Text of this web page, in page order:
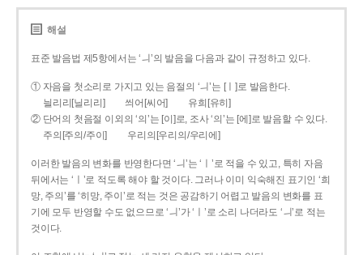
해설
표준 발음법 제5항에서는 ‘ㅢ’의 발음을 다음과 같이 규정하고 있다.
① 자음을 첫소리로 가지고 있는 음절의 ‘ㅢ’는 [ㅣ]로 발음한다.
늴리리[닐리리]
씌어[씨어]
유희[유히]
② 단어의 첫음절 이외의 ‘의’는 [이]로, 조사 ‘의’는 [에]로 발음할 수 있다.
주의[주의/주이]
우리의[우리의/우리에]
이러한 발음의 변화를 반영한다면 ‘ㅢ’는 ‘ㅣ’로 적을 수 있고, 특히 자음
뒤에서는 ‘ㅣ’로 적도록 해야 할 것이다. 그러나 이미 익숙해진 표기인 ‘희
망, 주의’를 ‘히망, 주이’로 적는 것은 공감하기 어렵고 발음의 변화를 표
기에 모두 반영할 수도 없으므로 ‘ㅢ’가 ‘ㅣ’로 소리 나더라도 ‘ㅢ’로 적는
것이다.